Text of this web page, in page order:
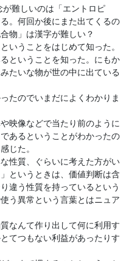
難しいのは「エントロピ
。何回か後にまた出てくるの
物」は漢字が難しい？
いうことをはじめて知った。
ということを知った。にもか
たいな物が世の中に出ている
たのでいまだによくわかりま
映像などで当たり前のように
あるということがわかったの
じた。
性質、ぐらいに考えた方がい
というときは、価値判断は含
違う性質を持っているという
う異常という言葉とはニュア
なんて作り出して何に利用す
てつもない利益があったりす